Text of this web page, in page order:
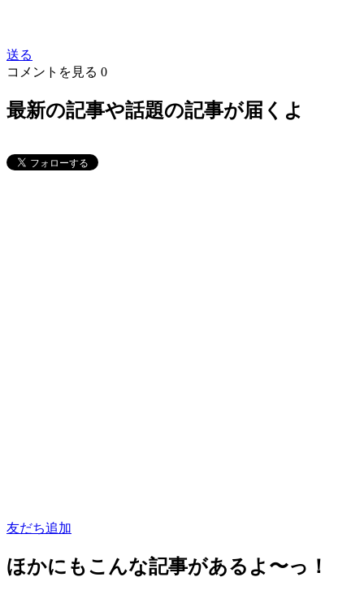
送る
コメントを見る 0
最新の記事や話題の記事が届くよ
友だち追加
ほかにもこんな記事があるよ〜っ！